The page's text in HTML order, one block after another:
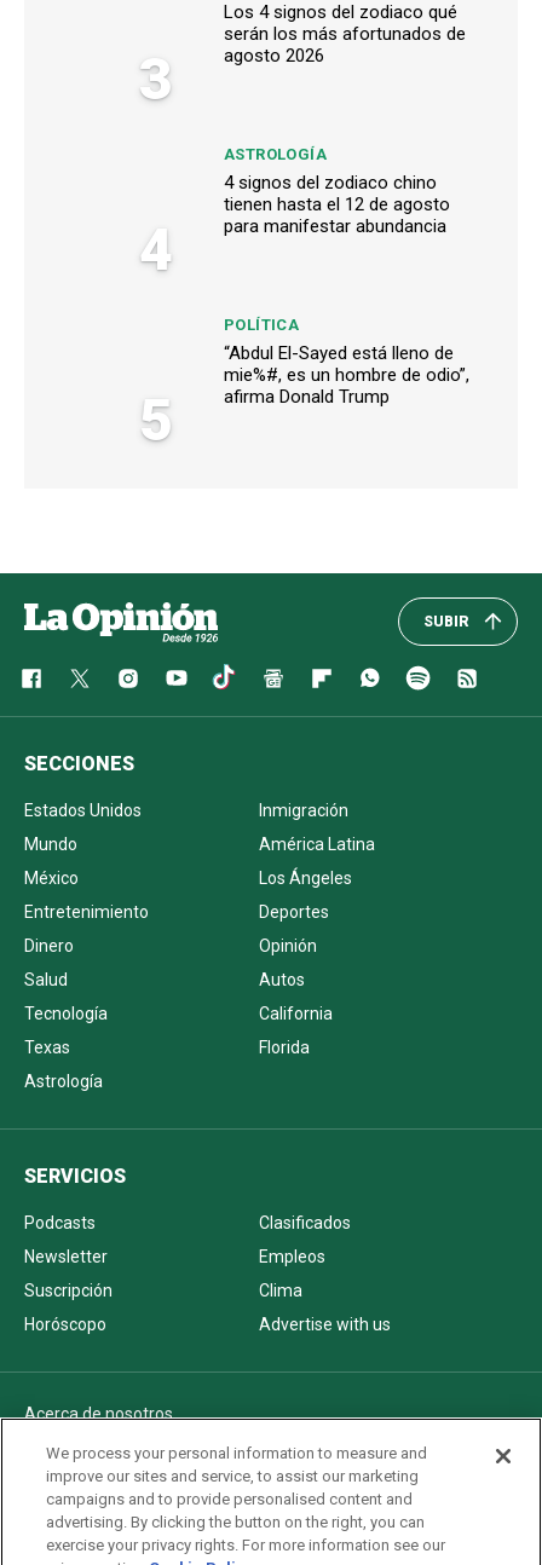
3
Los 4 signos del zodiaco qué
serán los más afortunados de
agosto 2026
4
ASTROLOGÍA
4 signos del zodiaco chino
tienen hasta el 12 de agosto
para manifestar abundancia
5
POLÍTICA
“Abdul El-Sayed está lleno de
mie%#, es un hombre de odio”,
afirma Donald Trump
SUBIR
SECCIONES
Estados Unidos
Inmigración
Mundo
América Latina
México
Los Ángeles
Entretenimiento
Deportes
Dinero
Opinión
Salud
Autos
Tecnología
California
Texas
Florida
Astrología
SERVICIOS
Podcasts
Clasificados
Newsletter
Empleos
Suscripción
Clima
Horóscopo
Advertise with us
Acerca de nosotros
Politica de privacidad
Pautas Editoriales
AdChoices
Advertise with us
We process your personal information to measure and
improve our sites and service, to assist our marketing
campaigns and to provide personalised content and
advertising. By clicking the button on the right, you can
exercise your privacy rights. For more information see our